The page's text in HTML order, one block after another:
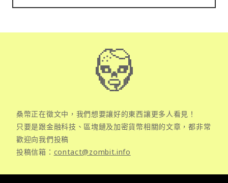
桑幣正在徵文中，我們想要讓好的東西讓更多人看見！
只要是跟金融科技、區塊鏈及加密貨幣相關的文章，都非常
歡迎向我們投稿
投稿信箱： contact@zombit.info